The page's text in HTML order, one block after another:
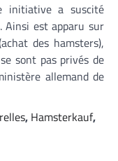
initiative a suscité
Ainsi est apparu sur
des hamsters),
sont pas privés de
allemand de
, Hamsterkauf,